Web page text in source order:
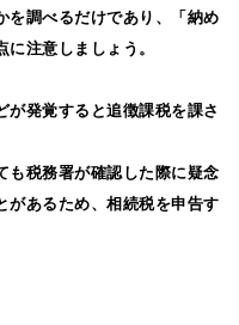
を調べるだけであり、「納め
注意しましょう。
が発覚すると追徴課税を課さ
も税務署が確認した際に疑念
があるため、相続税を申告す